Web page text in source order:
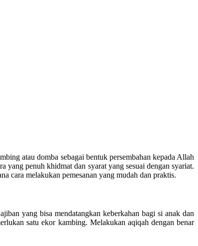
atau domba sebagai bentuk persembahan kepada Allah
penuh khidmat dan syarat yang sesuai dengan syariat.
cara melakukan pemesanan yang mudah dan praktis.
yang bisa mendatangkan keberkahan bagi si anak dan
satu ekor kambing. Melakukan aqiqah dengan benar